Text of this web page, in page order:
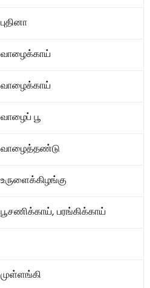
புதினா
வாழைக்காய்
வாழைக்காய்
வாழைப் பூ
வாழைத்தண்டு
உருளைக்கிழங்கு
பூசணிக்காய், பரங்கிக்காய்
முள்ளங்கி